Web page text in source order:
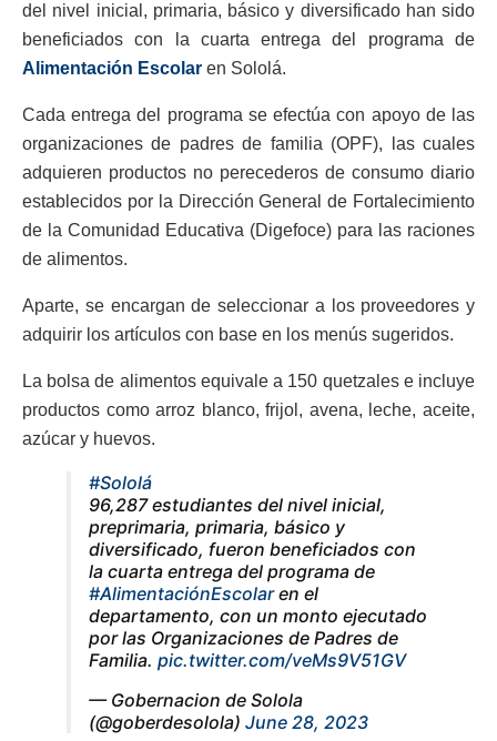
del nivel inicial, primaria, básico y diversificado han sido
beneficiados con la cuarta entrega del programa de
Alimentación Escolar en Sololá.
Cada entrega del programa se efectúa con apoyo de las
organizaciones de padres de familia (OPF), las cuales
adquieren productos no perecederos de consumo diario
establecidos por la Dirección General de Fortalecimiento
de la Comunidad Educativa (Digefoce) para las raciones
de alimentos.
Aparte, se encargan de seleccionar a los proveedores y
adquirir los artículos con base en los menús sugeridos.
La bolsa de alimentos equivale a 150 quetzales e incluye
productos como arroz blanco, frijol, avena, leche, aceite,
azúcar y huevos.
#Sololá
96,287 estudiantes del nivel inicial,
preprimaria, primaria, básico y
diversificado, fueron beneficiados con
la cuarta entrega del programa de
#AlimentaciónEscolaren el
departamento, con un monto ejecutado
por las Organizaciones de Padres de
Familia. pic.twitter.com/veMs9V51GV
— Gobernacion de Solola
(@goberdesolola) June 28, 2023